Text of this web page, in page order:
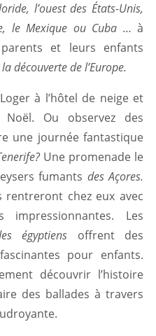
l’ouest des États-Unis,
le Mexique ou Cuba … à
et leurs enfants
découverte de l’Europe.
à l’hôtel de neige et
Noël. Ou observez des
une journée fantastique
Une promenade le
fumants des Açores.
rentreront chez eux avec
Les
égyptiens offrent des
pour enfants.
découvrir l’histoire
des ballades à travers